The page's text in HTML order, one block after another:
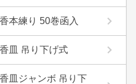
本練り 50巻函入
皿 吊り下げ式
皿ジャンボ 吊り下